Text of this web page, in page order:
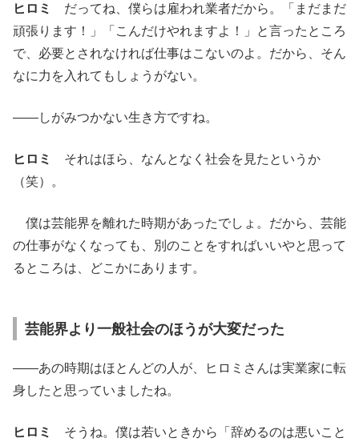
ヒロミ
だってね、僕らは雇われ業者だから。「まだまだ
頑張ります！」「こんだけやれますよ！」と言ったところ
で、必要とされなければ仕事はこないのよ。だから、そん
なに力を入れてもしょうがない。
――しがみつかない生き方ですね。
ヒロミ
それはほら、なんとなく社会を見たというか
（笑）。
僕は芸能界を離れた時期があったでしょ。だから、芸能
の仕事がなくなっても、別のことをすればいいやと思って
るところは、どこかにあります。
芸能界より一般社会のほうが大変だった
――あの時期はほとんどの人が、ヒロミさんは実業家に転
身したと思っていましたね。
ヒロミ
そうね。僕は若いときから「辞めるのは悪いこと